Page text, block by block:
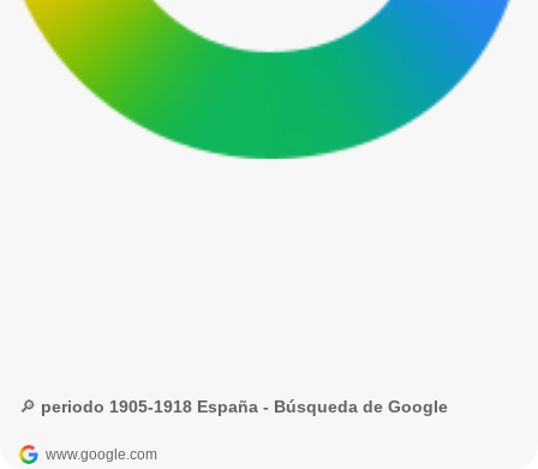
🔎 periodo 1905-1918 España - Búsqueda de Google
www.google.com